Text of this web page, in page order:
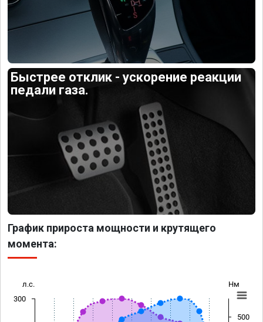
Быстрее отклик - ускорение реакции
педали газа.
График прироста мощности и крутящего
момента:
л.с. Нм
300
500